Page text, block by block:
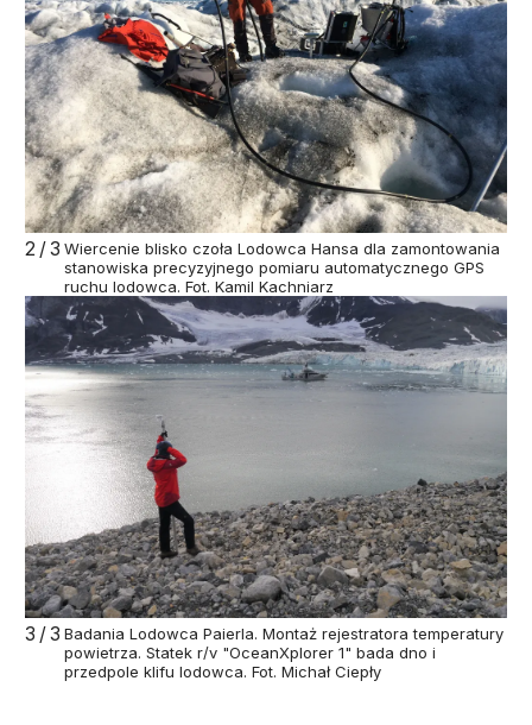
2/3 Wiercenie blisko czoła Lodowca Hansa dla zamontowania
stanowiska precyzyjnego pomiaru automatycznego GPS
ruchu lodowca. Fot. Kamil Kachniarz
3/3 Badania Lodowca Paierla. Montaż rejestratora temperatury
powietrza. Statek r/v "OceanXplorer 1" bada dno i
przedpole klifu lodowca. Fot. Michał Ciepły